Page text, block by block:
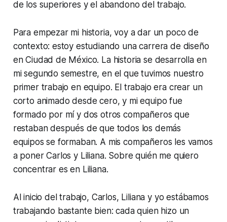
de los superiores y el abandono del trabajo.
Para empezar mi historia, voy a dar un poco de
contexto: estoy estudiando una carrera de diseño
en Ciudad de México. La historia se desarrolla en
mi segundo semestre, en el que tuvimos nuestro
primer trabajo en equipo. El trabajo era crear un
corto animado desde cero, y mi equipo fue
formado por mí y dos otros compañeros que
restaban después de que todos los demás
equipos se formaban. A mis compañeros les vamos
a poner Carlos y Liliana. Sobre quién me quiero
concentrar es en Liliana.
Al inicio del trabajo, Carlos, Liliana y yo estábamos
trabajando bastante bien: cada quien hizo un